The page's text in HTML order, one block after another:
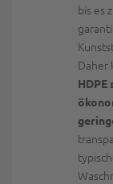
bis es
Daher